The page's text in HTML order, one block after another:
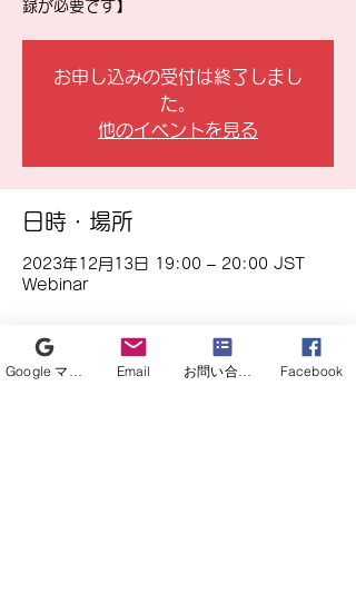
録が必要です】
お申し込みの受付は終了しまし
た。
他のイベントを見る
日時・場所
2023年12月13日 19:00 – 20:00 JST
Webinar
イベントについて
Email お問い合わせフォーム Facebook